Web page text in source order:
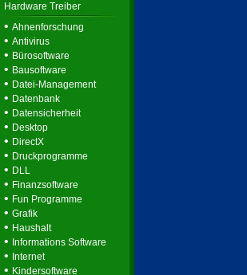
Hardware Treiber
• Ahnenforschung
• Antivirus
• Bürosoftware
• Bausoftware
• Datei-Management
• Datenbank
• Datensicherheit
• Desktop
• DirectX
• Druckprogramme
• DLL
• Finanzsoftware
• Fun Programme
• Grafik
• Haushalt
• Informations Software
• Internet
• Kindersoftware